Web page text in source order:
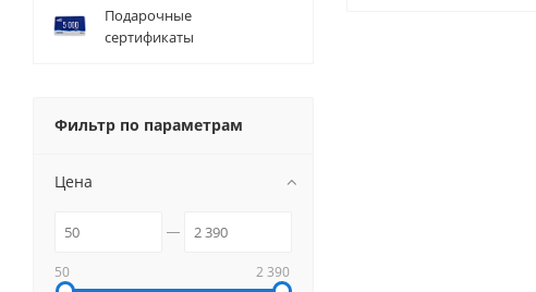
Подарочные
сертификаты
Фильтр по параметрам
Цена
50 2 390